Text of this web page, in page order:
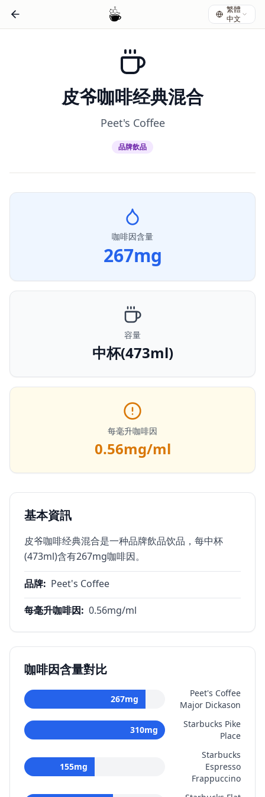
繁體
中文
皮爷咖啡经典混合
Peet's Coffee
品牌飲品
咖啡因含量
267mg
容量
中杯(473ml)
每毫升咖啡因
0.56mg/ml
基本資訊
皮爷咖啡经典混合是一种品牌飲品饮品，每中杯
(473ml)含有267mg咖啡因。
品牌: Peet's Coffee
每毫升咖啡因: 0.56mg/ml
咖啡因含量對比
267mg
Peet's Coffee
Major Dickason
310mg
Starbucks Pike
Place
155mg
Starbucks
Espresso
Frappuccino